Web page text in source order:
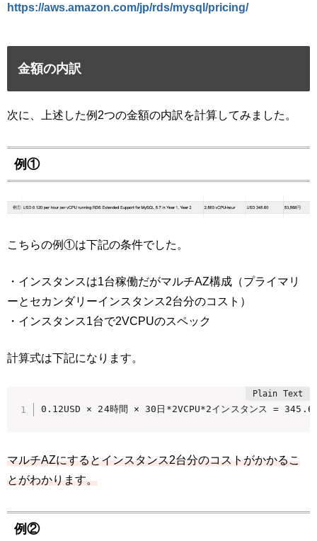
https://aws.amazon.com/jp/rds/mysql/pricing/
金額の内訳
次に、上述した例2つの金額の内訳を計算してみました。
例①
こちらの例①は下記の条件でした。
・インスタンスは1台稼働だがマルチAZ構成（プライマリ
ーとセカンダリーインスタンス2台分のコスト）
・インスタンス1台で2VCPUのスペック
計算式は下記になります。
0.12USD × 24時間 × 30日*2VCPU*2インスタンス =
マルチAZにするとインスタンス2台分のコストがかかるこ
とがわかります。
例②